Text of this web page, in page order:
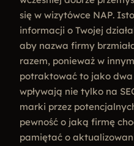
się w wizytówce NAP.
informacji o Twojej
aby nazwa firmy
razem, ponieważ w
potraktować to jako dwa
wpływają nie tylko na
marki przez
pewność o jaką firmę
pamiętać o